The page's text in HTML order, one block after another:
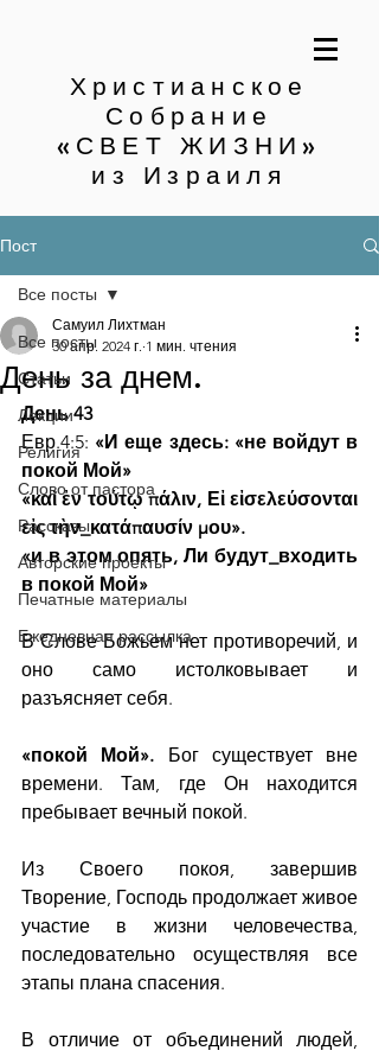
Христианское
Собрание
«СВЕТ ЖИЗНИ»
из Израиля
Пост
Все посты
Статьи
Лекции
Религия
Слово от пастора
Рассказы
Авторские проекты
Печатные материалы
Ежедневная рассылка
Все посты
День за днем.
Самуил Лихтман
30 апр. 2024 г. 1 мин. чтения
День 43
Евр.4:5: «И еще здесь: «не войдут в
покой Мой»
«καὶ ἐν τούτῳ πάλιν, Εἰ εἰσελεύσονται
εἰς τὴν_κατάπαυσίν μου».
«и в этом опять, Ли будут_входить
в покой Мой»
В Слове Божьем нет противоречий, и
оно само истолковывает и
разъясняет себя.
«покой Мой». Бог существует вне
времени. Там, где Он находится
пребывает вечный покой.
Из Своего покоя, завершив
Творение, Господь продолжает живое
участие в жизни человечества,
последовательно осуществляя все
этапы плана спасения.
В отличие от объединений людей,